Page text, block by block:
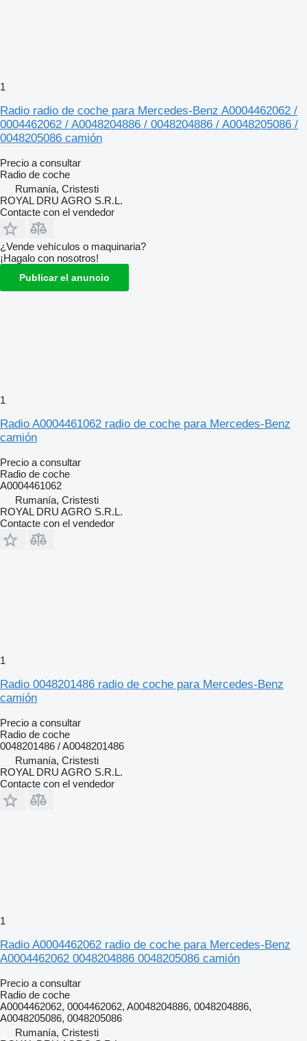
1
Radio radio de coche para Mercedes-Benz A0004462062 /
0004462062 / A0048204886 / 0048204886 / A0048205086 /
0048205086 camión
Precio a consultar
Radio de coche
Rumanía, Cristesti
ROYAL DRU AGRO S.R.L.
Contacte con el vendedor
¿Vende vehículos o maquinaria?
¡Hagalo con nosotros!
Publicar el anuncio
1
Radio A0004461062 radio de coche para Mercedes-Benz
camión
Precio a consultar
Radio de coche
A0004461062
Rumanía, Cristesti
ROYAL DRU AGRO S.R.L.
Contacte con el vendedor
1
Radio 0048201486 radio de coche para Mercedes-Benz
camión
Precio a consultar
Radio de coche
0048201486 / A0048201486
Rumanía, Cristesti
ROYAL DRU AGRO S.R.L.
Contacte con el vendedor
1
Radio A0004462062 radio de coche para Mercedes-Benz
A0004462062 0048204886 0048205086 camión
Precio a consultar
Radio de coche
A0004462062, 0004462062, A0048204886, 0048204886,
A0048205086, 0048205086
Rumanía, Cristesti